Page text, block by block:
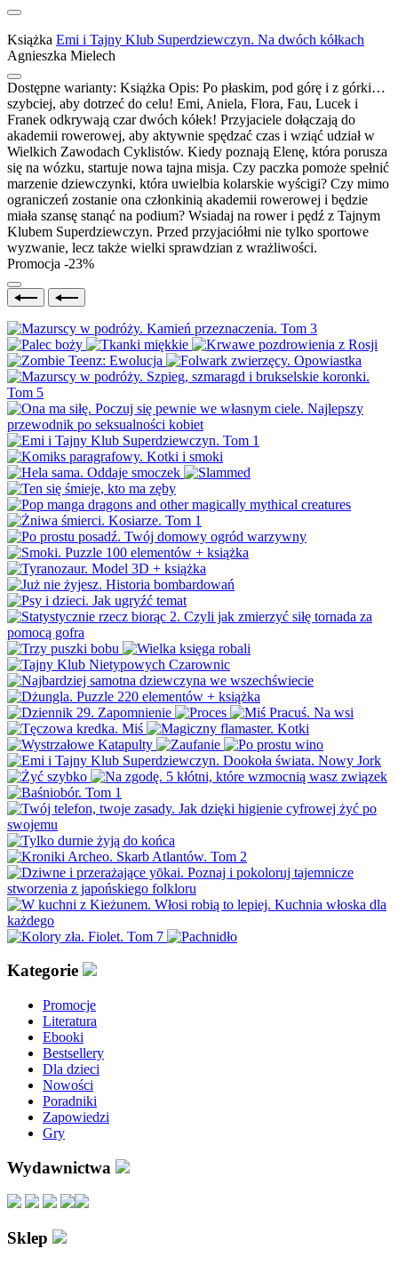
Książka Emi i Tajny Klub Superdziewczyn. Na dwóch kółkach
Agnieszka Mielech
Dostępne warianty: Książka Opis: Po płaskim, pod górę i z górki…
szybciej, aby dotrzeć do celu! Emi, Aniela, Flora, Fau, Lucek i
Franek odkrywają czar dwóch kółek! Przyjaciele dołączają do
akademii rowerowej, aby aktywnie spędzać czas i wziąć udział w
Wielkich Zawodach Cyklistów. Kiedy poznają Elenę, która porusza
się na wózku, startuje nowa tajna misja. Czy paczka pomoże spełnić
marzenie dziewczynki, która uwielbia kolarskie wyścigi? Czy mimo
ograniczeń zostanie ona członkinią akademii rowerowej i będzie
miała szansę stanąć na podium? Wsiadaj na rower i pędź z Tajnym
Klubem Superdziewczyn. Przed przyjaciółmi nie tylko sportowe
wyzwanie, lecz także wielki sprawdzian z wrażliwości.
Promocja -23%
Kategorie
Promocje
Literatura
Ebooki
Bestsellery
Dla dzieci
Nowości
Poradniki
Zapowiedzi
Gry
Wydawnictwa
Sklep